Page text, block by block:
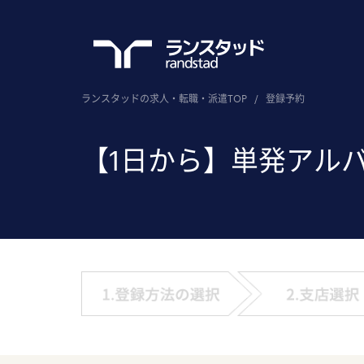
ランスタッドの求人・転職・派遣TOP / 登録予約
【1日から】単発アル